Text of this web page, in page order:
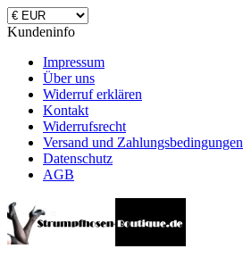
Kundeninfo
Impressum
Über uns
Widerruf erklären
Kontakt
Widerrufsrecht
Versand und Zahlungsbedingungen
Datenschutz
AGB